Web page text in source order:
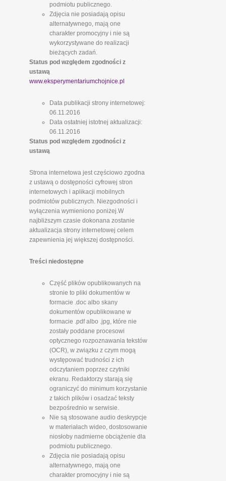
podmiotu publicznego.
Zdjęcia nie posiadają opisu
alternatywnego, mają one
charakter promocyjny i nie są
wykorzystywane do realizacji
bieżących zadań.
Status pod względem zgodności z
ustawą
www.eksperymentariumchojnice.pl
Data publikacji strony internetowej:
06.11.2016
Data ostatniej istotnej aktualizacji:
06.11.2016
Status pod względem zgodności z
ustawą
Strona internetowa jest częściowo zgodna
z ustawą o dostępności cyfrowej stron
internetowych i aplikacji mobilnych
podmiotów publicznych. Niezgodności i
wyłączenia wymieniono poniżej.W
najbliższym czasie dokonana zostanie
aktualizacja strony internetowej celem
zapewnienia jej większej dostępności.
Treści niedostępne
Część plików opublikowanych na
stronie to pliki dokumentów w
formacie .doc albo skany
dokumentów opublikowane w
formacie .pdf albo .jpg, które nie
zostały poddane procesowi
optycznego rozpoznawania tekstów
(OCR), w związku z czym mogą
występować trudności z ich
odczytaniem poprzez czytniki
ekranu. Redaktorzy starają się
ograniczyć do minimum korzystanie
z takich plików i osadzać teksty
bezpośrednio w serwisie.
Nie są stosowane audio deskrypcje
w materiałach wideo, dostosowanie
niosłoby nadmierne obciążenie dla
podmiotu publicznego.
Zdjęcia nie posiadają opisu
alternatywnego, mają one
charakter promocyjny i nie są